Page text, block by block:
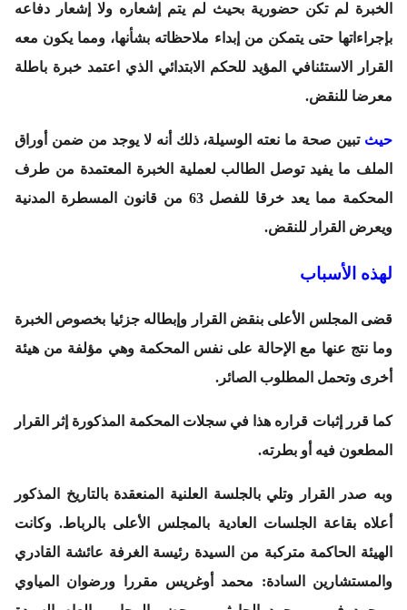
الخبرة لم تكن حضورية بحيث لم يتم إشعاره ولا إشعار دفاعه
بإجراءاتها حتى يتمكن من إبداء ملاحظاته بشأنها، ومما يكون معه
القرار الاستئنافي المؤيد للحكم الابتدائي الذي اعتمد خبرة باطلة
معرضا للنقض.
حيث تبين صحة ما نعته الوسيلة، ذلك أنه لا يوجد من ضمن أوراق
الملف ما يفيد توصل الطالب لعملية الخبرة المعتمدة من طرف
المحكمة مما يعد خرقا للفصل 63 من قانون المسطرة المدنية
ويعرض القرار للنقض.
لهذه الأسباب
قضى المجلس الأعلى بنقض القرار وإبطاله جزئيا بخصوص الخبرة
وما نتج عنها مع الإحالة على نفس المحكمة وهي مؤلفة من هيئة
أخرى وتحمل المطلوب الصائر.
كما قرر إثبات قراره هذا في سجلات المحكمة المذكورة إثر القرار
المطعون فيه أو بطرته.
وبه صدر القرار وتلي بالجلسة العلنية المنعقدة بالتاريخ المذكور
أعلاه بقاعة الجلسات العادية بالمجلس الأعلى بالرباط. وكانت
الهيئة الحاكمة متركبة من السيدة رئيسة الغرفة عائشة القادري
والمستشارين السادة: محمد أوغريس مقررا ورضوان المياوي